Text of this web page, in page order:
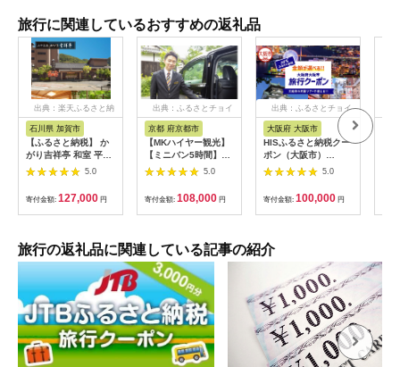
旅行に関連しているおすすめの返礼品
出典：楽天ふるさと納
石川県 加賀市
【ふるさと納税】 か
がり吉祥亭 和室 平日
限定 ペア宿泊券 1泊2
食付 2名 ペア 食事付
温泉 宿泊券 旅行 トラ
ベル 宿泊 宿泊施設 宿
レジャー F6P-0991
5.0
寄付金額: 127,000 円
出典：ふるさとチョイ
京都 府京都市
【MKハイヤー観光】
【ミニバン5時間】ド
ライバーとめぐるとっ
ておきの京都観光（3
／21-6／20・10／1-
11／30）
5.0
寄付金額: 108,000 円
出典：ふるさとチョイ
大阪府 大阪市
HISふるさと納税クー
ポン（大阪市）
30,000円分_OS039-
5.0
寄付金額: 100,000 円
旅行の返礼品に関連している記事の紹介